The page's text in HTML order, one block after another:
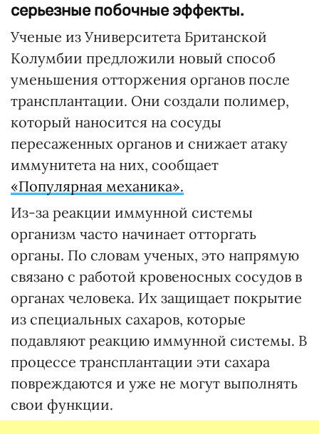
серьезные побочные эффекты.
Ученые из Университета Британской
Колумбии предложили новый способ
уменьшения отторжения органов после
трансплантации. Они создали полимер,
который наносится на сосуды
пересаженных органов и снижает атаку
иммунитета на них, сообщает
«Популярная механика».
Из-за реакции иммунной системы
организм часто начинает отторгать
органы. По словам ученых, это напрямую
связано с работой кровеносных сосудов в
органах человека. Их защищает покрытие
из специальных сахаров, которые
подавляют реакцию иммунной системы. В
процессе трансплантации эти сахара
повреждаются и уже не могут выполнять
свои функции.